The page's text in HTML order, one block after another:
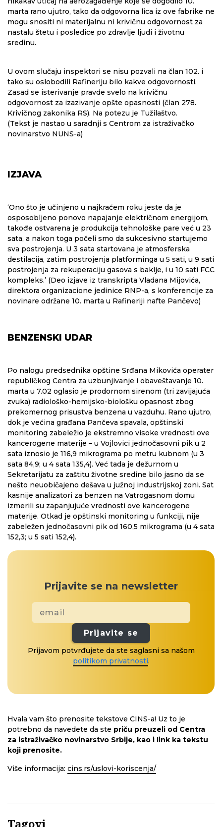
marta rano ujutro, tako da odgovorna lica iz ove fabrike ne
mogu snositi ni materijalnu ni krivičnu odgovornost za
nastalu štetu i posledice po zdravlje ljudi i životnu
sredinu.
U ovom slučaju inspektori se nisu pozvali na član 102. i
tako su oslobodili Rafineriju bilo kakve odgovornosti.
Zasad se isterivanje pravde svelo na krivičnu
odgovornost za izazivanje opšte opasnosti (član 278.
Krivičnog zakonika RS). Na potezu je Tužilaštvo.
(Tekst je nastao u saradnji s Centrom za istraživačko
novinarstvo NUNS-a)
IZJAVA
‘Ono što je učinjeno u najkraćem roku jeste da je
osposobljeno ponovo napajanje električnom energijom,
takođe ostvarena je produkcija tehnološke pare već u 23
sata, a nakon toga počeli smo da sukcesivno startujemo
sva postrojenja. U 3 sata startovana je atmosferska
destilacija, zatim postrojenja platforminga u 5 sati, u 9 sati
postrojenja za rekuperaciju gasova s baklje, i u 10 sati FCC
kompleks.’ (Deo izjave iz transkripta Vladana Mijovića,
direktora organizacione jedinice RNP-a, s konferencije za
novinare održane 10. marta u Rafineriji nafte Pančevo)
BENZENSKI UDAR
Po nalogu predsednika opštine Srđana Mikovića operater
republičkog Centra za uzbunjivanje i obaveštavanje 10.
marta u 7.02 oglasio je prodornom sirenom (tri zavijajuća
zvuka) radiološko-hemijsko-biološku opasnost zbog
prekomernog prisustva benzena u vazduhu. Rano ujutro,
dok je većina građana Pančeva spavala, opštinski
monitoring zabeležio je ekstremno visoke vrednosti ove
kancerogene materije – u Vojlovici jednočasovni pik u 2
sata iznosio je 116,9 mikrograma po metru kubnom (u 3
sata 84,9; u 4 sata 135,4). Već tada je dežurnom u
Sekretarijatu za zaštitu životne sredine bilo jasno da se
nešto neuobičajeno dešava u južnoj industrijskoj zoni. Sat
kasnije analizatori za benzen na Vatrogasnom domu
izmerili su zapanjujuće vrednosti ove kancerogene
materije. Otkad je opštinski monitoring u funkciji, nije
zabeležen jednočasovni pik od 160,5 mikrograma (u 4 sata
152,3; u 5 sati 152,4).
Prijavite se na newsletter
Prijavite se
Prijavom potvrđujete da ste saglasni sa našom
politikom privatnosti.
Hvala vam što prenosite tekstove CINS-a! Uz to je
potrebno da navedete da ste priču preuzeli od Centra
za istraživačko novinarstvo Srbije, kao i link ka tekstu
koji prenosite.
Više informacija: cins.rs/uslovi-koriscenja/
Tagovi